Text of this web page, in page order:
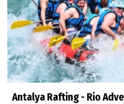
Antalya Rafting - Rio